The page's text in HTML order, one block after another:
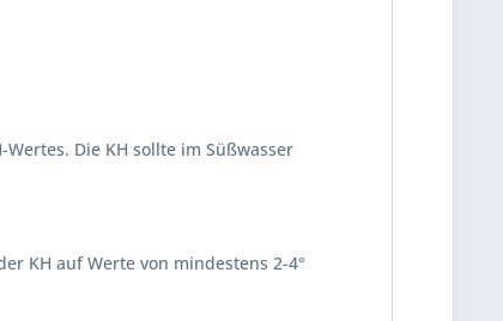
Die KH sollte im Süßwasser
KH auf Werte von mindestens 2-4°